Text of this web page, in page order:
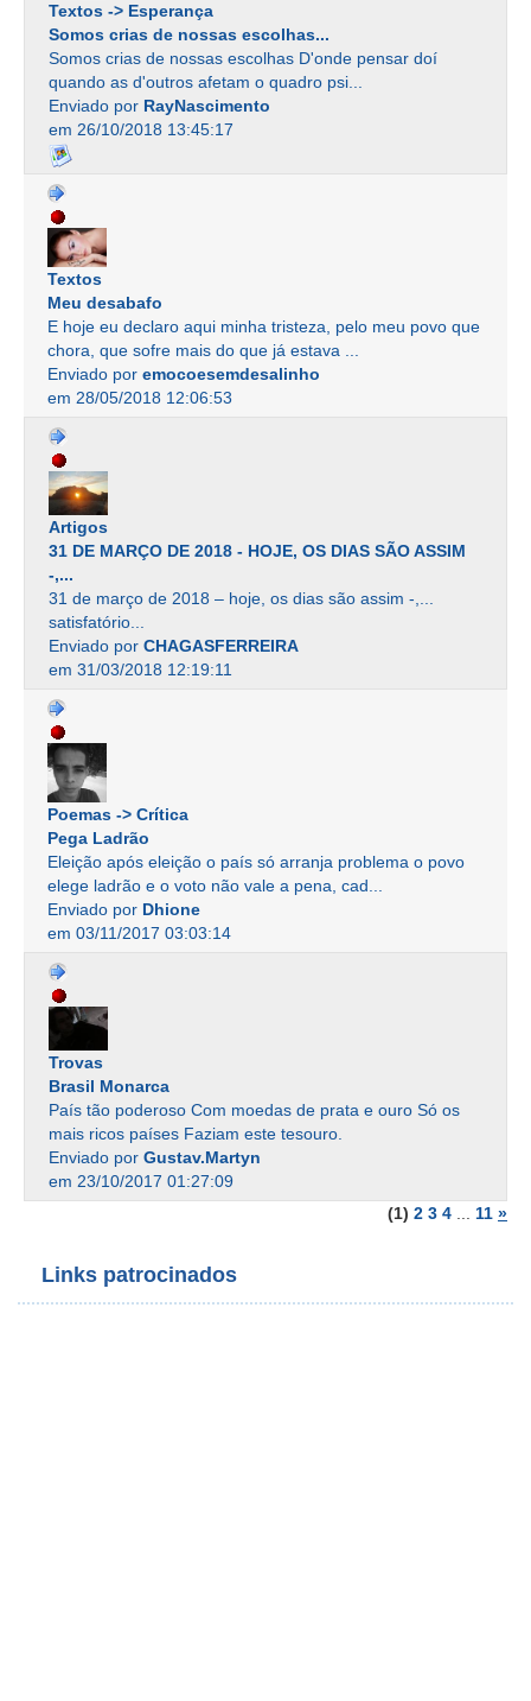
Textos -> Esperança
Somos crias de nossas escolhas...
Somos crias de nossas escolhas D'onde pensar doí
quando as d'outros afetam o quadro psi...
Enviado por RayNascimento
em 26/10/2018 13:45:17
Textos
Meu desabafo
E hoje eu declaro aqui minha tristeza, pelo meu povo que
chora, que sofre mais do que já estava ...
Enviado por emocoesemdesalinho
em 28/05/2018 12:06:53
Artigos
31 DE MARÇO DE 2018 - HOJE, OS DIAS SÃO ASSIM
-,...
31 de março de 2018 – hoje, os dias são assim -,...
satisfatório...
Enviado por CHAGASFERREIRA
em 31/03/2018 12:19:11
Poemas -> Crítica
Pega Ladrão
Eleição após eleição o país só arranja problema o povo
elege ladrão e o voto não vale a pena, cad...
Enviado por Dhione
em 03/11/2017 03:03:14
Trovas
Brasil Monarca
País tão poderoso Com moedas de prata e ouro Só os
mais ricos países Faziam este tesouro.
Enviado por Gustav.Martyn
em 23/10/2017 01:27:09
(1) 2 3 4 ... 11 »
Links patrocinados